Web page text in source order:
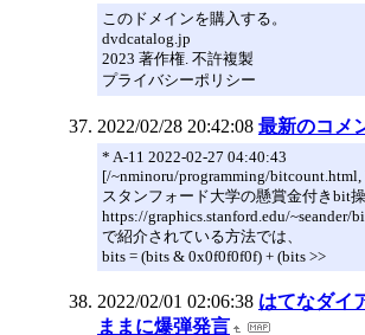
このドメインを購入する。
dvdcatalog.jp
2023 著作権. 不許複製
プライバシーポリシー
2022/02/28 20:42:08 最新のコメ
* A-11 2022-02-27 04:40:43
[/~nminoru/programming/bitcount.html,
スタンフォード大学の懸賞金付きbit
https://graphics.stanford.edu/~seander/
で紹介されている方法では、
bits = (bits & 0x0f0f0f0f) + (bits >>
2022/02/01 02:06:38 はてなダイ
ままに爆弾発言